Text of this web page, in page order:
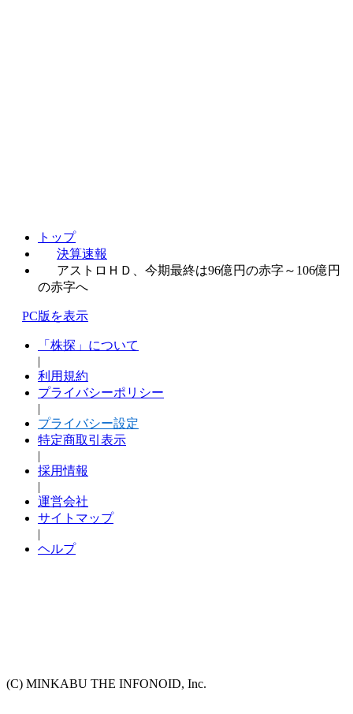
トップ
決算速報
アストロＨＤ、今期最終は96億円の赤字～106億円
の赤字へ
PC版を表示
「株探」について
|
利用規約
プライバシーポリシー
|
プライバシー設定
特定商取引表示
|
採用情報
|
運営会社
サイトマップ
|
ヘルプ
(C) MINKABU THE INFONOID, Inc.